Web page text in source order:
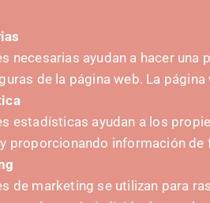
necesarias ayudan a hacer
de la página web. La
estadísticas ayudan a los
proporcionando información de
de marketing se utilizan para